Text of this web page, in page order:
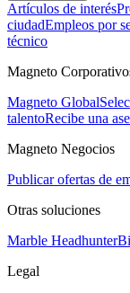
Artículos de interés
ciudadEmpleos por
técnico
Magneto
Magneto Global
talentoRecibe una
Magneto Negocios
Publicar ofertas de
Otras soluciones
Marble Headhunter
Legal